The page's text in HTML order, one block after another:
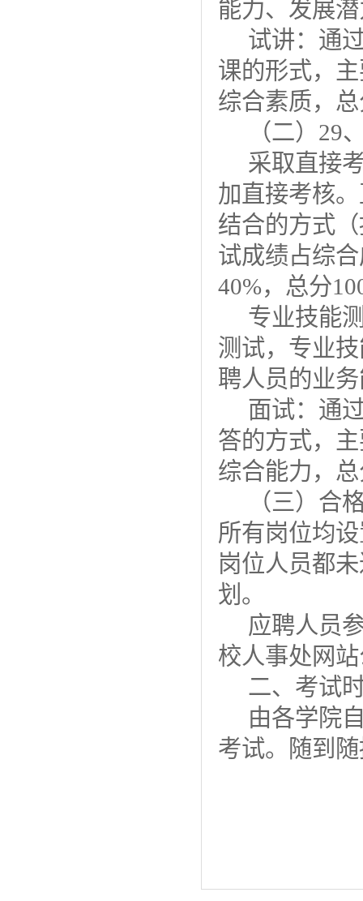
能力、发展
试讲：通
课的形式，
综合素质，
（二） 29
采取直接
加直接考核
结合的方式
试成绩占综
40%，总分
专业技能
测试，专业
聘人员的业
面试：通
答的方式，
综合能力，
（三）合
所有岗位均
岗位人员都
划。
应聘人员
校人事处网
二、考试
由各学院
考试。随到